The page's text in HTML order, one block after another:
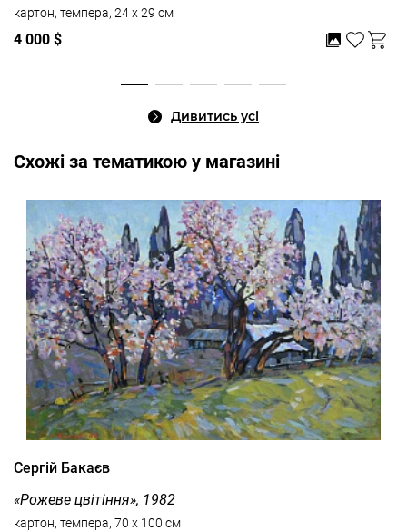
картон, темпера, 24 x 29 см
4 000 $
Дивитись усі
Cхожі за тематикою у магазині
Сергій Бакаєв
«Рожеве цвітіння», 1982
картон, темпера, 70 x 100 см